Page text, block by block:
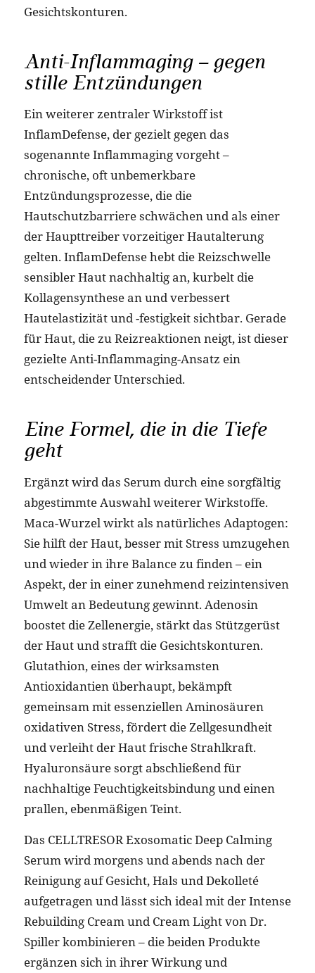
Gesichtskonturen.
Anti-Inflammaging – gegen
stille Entzündungen
Ein weiterer zentraler Wirkstoff ist
InflamDefense, der gezielt gegen das
sogenannte Inflammaging vorgeht –
chronische, oft unbemerkbare
Entzündungsprozesse, die die
Hautschutzbarriere schwächen und als einer
der Haupttreiber vorzeitiger Hautalterung
gelten. InflamDefense hebt die Reizschwelle
sensibler Haut nachhaltig an, kurbelt die
Kollagensynthese an und verbessert
Hautelastizität und -festigkeit sichtbar. Gerade
für Haut, die zu Reizreaktionen neigt, ist dieser
gezielte Anti-Inflammaging-Ansatz ein
entscheidender Unterschied.
Eine Formel, die in die Tiefe
geht
Ergänzt wird das Serum durch eine sorgfältig
abgestimmte Auswahl weiterer Wirkstoffe.
Maca-Wurzel wirkt als natürliches Adaptogen:
Sie hilft der Haut, besser mit Stress umzugehen
und wieder in ihre Balance zu finden – ein
Aspekt, der in einer zunehmend reizintensiven
Umwelt an Bedeutung gewinnt. Adenosin
boostet die Zellenergie, stärkt das Stützgerüst
der Haut und strafft die Gesichtskonturen.
Glutathion, eines der wirksamsten
Antioxidantien überhaupt, bekämpft
gemeinsam mit essenziellen Aminosäuren
oxidativen Stress, fördert die Zellgesundheit
und verleiht der Haut frische Strahlkraft.
Hyaluronsäure sorgt abschließend für
nachhaltige Feuchtigkeitsbindung und einen
prallen, ebenmäßigen Teint.
Das CELLTRESOR Exosomatic Deep Calming
Serum wird morgens und abends nach der
Reinigung auf Gesicht, Hals und Dekolleté
aufgetragen und lässt sich ideal mit der Intense
Rebuilding Cream und Cream Light von Dr.
Spiller kombinieren – die beiden Produkte
ergänzen sich in ihrer Wirkung und